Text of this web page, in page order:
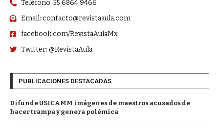
Teléfono: 55 6864 9466
Email: contacto@revistaaula.com
facebook.com/RevistaAulaMx
Twitter: @RevistaAula
PUBLICACIONES DESTACADAS
Difunde USICAMM imágenes de maestros acusados de
hacer trampa y genera polémica